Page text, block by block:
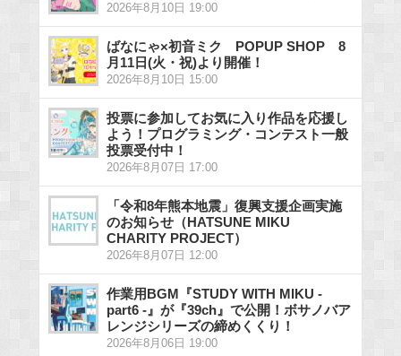
2026年8月10日 19:00
ばなにゃ×初音ミク POPUP SHOP 8
月11日(火・祝)より開催！
2026年8月10日 15:00
投票に参加してお気に入り作品を応援し
よう！プログラミング・コンテスト一般
投票受付中！
2026年8月07日 17:00
「令和8年熊本地震」復興支援企画実施
のお知らせ（HATSUNE MIKU
CHARITY PROJECT）
2026年8月07日 12:00
作業用BGM『STUDY WITH MIKU -
part6 -』が『39ch』で公開！ボサノバア
レンジシリーズの締めくくり！
2026年8月06日 19:00